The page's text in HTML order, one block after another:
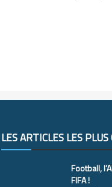
LES ARTICLES LES PLUS
Football,
FIFA !